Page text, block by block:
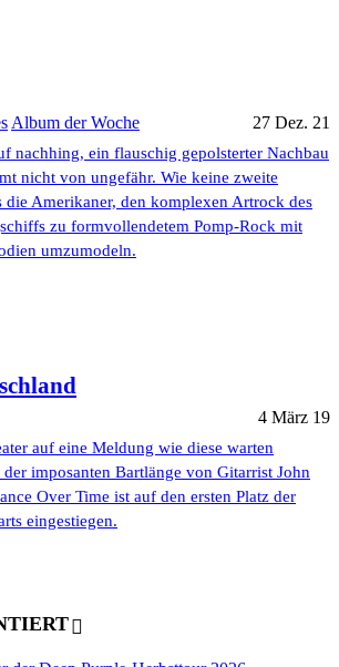
Album der Woche 27 Dez. 21
nachhing, ein flauschig gepolsterter Nachbau
nicht von ungefähr. Wie keine zweite
die Amerikaner, den komplexen Artrock des
zu formvollendetem Pomp-Rock mit
umzumodeln.
4 März 19
auf eine Meldung wie diese warten
der imposanten Bartlänge von Gitarrist John
Over Time ist auf den ersten Platz der
eingestiegen.